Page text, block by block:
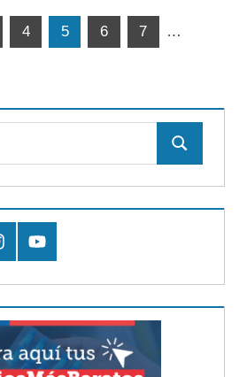
4 5 6 7 …
Buscar
Youtube